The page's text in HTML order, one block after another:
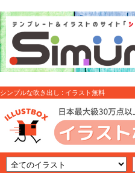
シンプルな吹き出し : イラスト無料